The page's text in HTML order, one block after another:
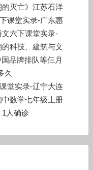
灭亡》江苏石洋
课堂实录-广东惠
文六下课堂实录-
科技、建筑与文
品牌排队等仨月
久
堂实录-辽宁大连
中数学七年级上册
人确诊